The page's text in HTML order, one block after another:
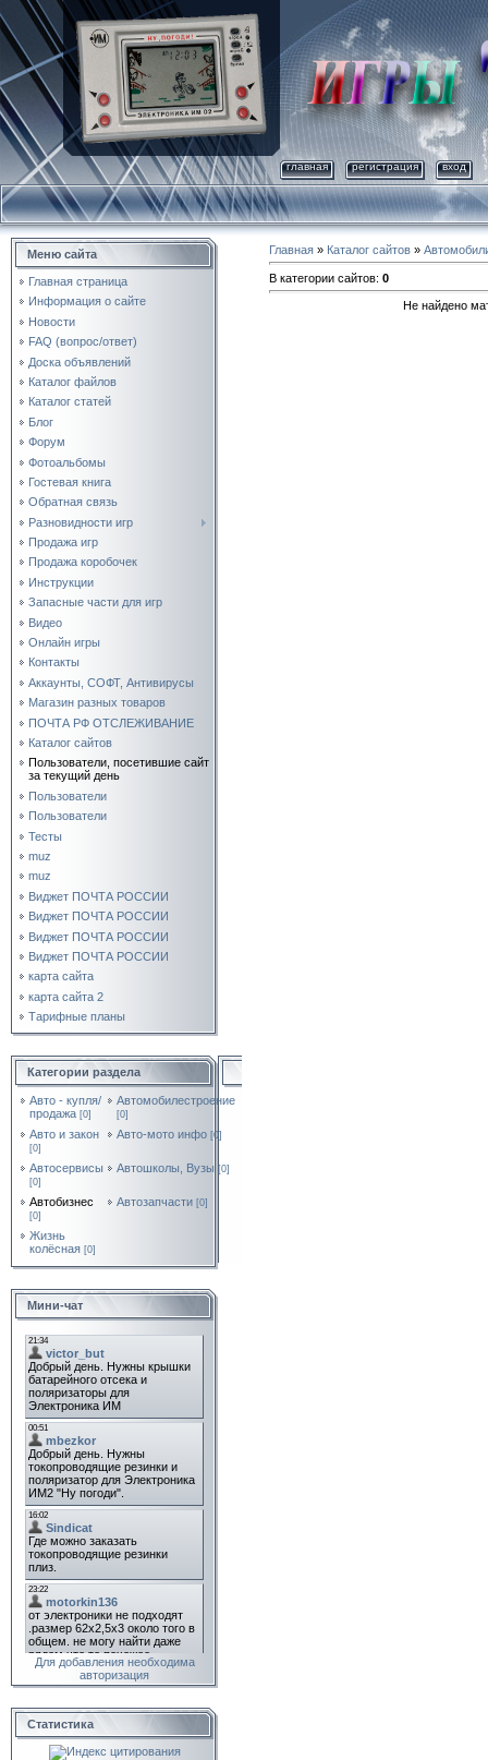
главная регистрация вход
Меню сайта
Главная страница
Информация о сайте
Новости
FAQ (вопрос/ответ)
Доска объявлений
Каталог файлов
Каталог статей
Блог
Форум
Фотоальбомы
Гостевая книга
Обратная связь
Разновидности игр
Продажа игр
Продажа коробочек
Инструкции
Запасные части для игр
Видео
Онлайн игры
Контакты
Аккаунты, СОФТ, Антивирусы
Магазин разных товаров
ПОЧТА РФ ОТСЛЕЖИВАНИЕ
Каталог сайтов
Пользователи, посетившие сайт
за текущий день
Пользователи
Пользователи
Тесты
muz
muz
Виджет ПОЧТА РОССИИ
Виджет ПОЧТА РОССИИ
Виджет ПОЧТА РОССИИ
Виджет ПОЧТА РОССИИ
карта сайта
карта сайта 2
Тарифные планы
Категории раздела
Авто - купля/
продажа [0]
Автомобилестроение
[0]
Авто и закон
[0]
Авто-мото инфо [0]
Автосервисы
[0]
Автошколы, Вузы [0]
Автобизнес
[0]
Автозапчасти [0]
Жизнь
колёсная [0]
Мини-чат
Для добавления необходима
авторизация
Статистика
Главная » Каталог сайтов »
В категории сайтов: 0
Не найдено